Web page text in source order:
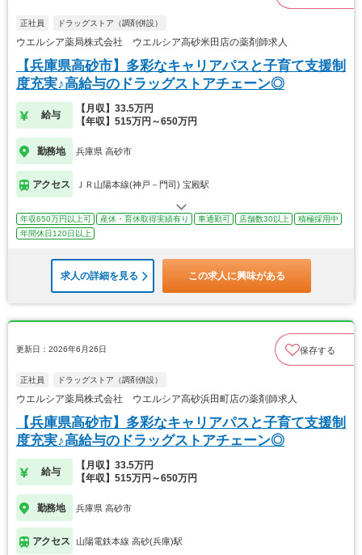
正社員 ドラッグストア（調剤併設）
ウエルシア薬局株式会社 ウエルシア高砂米田店の薬剤師求人
【兵庫県高砂市】多彩なキャリアパスと子育て支援制
度充実♪高給与のドラッグストアチェーン◎
給与
【月収】33.5万円
【年収】515万円～650万円
勤務地 兵庫県 高砂市
アクセス ＪＲ山陽本線(神戸－門司) 宝殿駅
年収650万円以上可 産休・育休取得実績有り 車通勤可 店舗数30以上
積極採用中
年間休日120日以上
求人の詳細を見る この求人に興味がある
更新日：2026年6月26日 保存する
正社員 ドラッグストア（調剤併設）
ウエルシア薬局株式会社 ウエルシア高砂浜田町店の薬剤師求人
【兵庫県高砂市】多彩なキャリアパスと子育て支援制
度充実♪高給与のドラッグストアチェーン◎
給与
【月収】33.5万円
【年収】515万円～650万円
勤務地 兵庫県 高砂市
アクセス 山陽電鉄本線 高砂(兵庫)駅